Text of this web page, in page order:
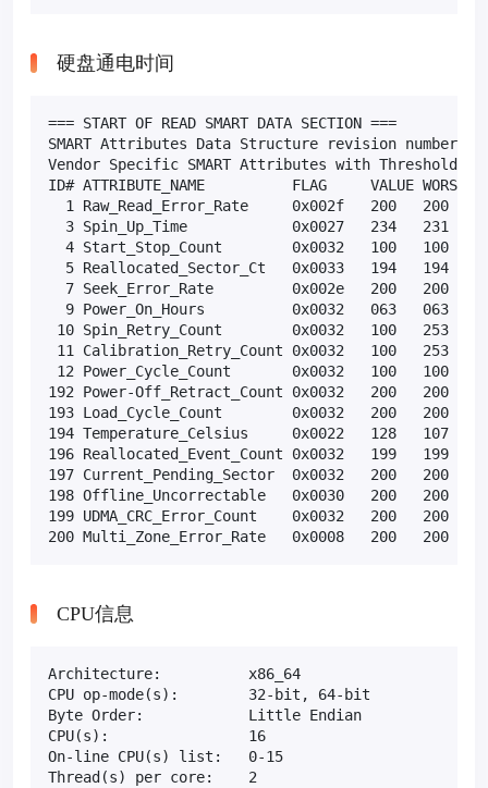
硬盘通电时间
=== START OF READ SMART DATA SECTION ===
SMART Attributes Data Structure revision number:
Vendor Specific SMART Attributes with Thresholds:
ID# ATTRIBUTE_NAME          FLAG     VALUE WORST
1 Raw_Read_Error_Rate     0x002f   200   200
3 Spin_Up_Time            0x0027   234   231
4 Start_Stop_Count        0x0032   100   100
5 Reallocated_Sector_Ct   0x0033   194   194
7 Seek_Error_Rate         0x002e   200   200
9 Power_On_Hours          0x0032   063   063
10 Spin_Retry_Count        0x0032   100   253
11 Calibration_Retry_Count 0x0032   100
12 Power_Cycle_Count       0x0032   100
192 Power-Off_Retract_Count 0x0032   200
193 Load_Cycle_Count        0x0032   200
194 Temperature_Celsius     0x0022   128
196 Reallocated_Event_Count 0x0032   199
197 Current_Pending_Sector  0x0032   200
198 Offline_Uncorrectable   0x0030   200
199 UDMA_CRC_Error_Count    0x0032   200
200 Multi_Zone_Error_Rate   0x0008   200
CPU信息
Architecture:          x86_64
CPU op-mode(s):        32-bit, 64-bit
Byte Order:            Little Endian
CPU(s):                16
On-line CPU(s) list:   0-15
Thread(s) per core:    2